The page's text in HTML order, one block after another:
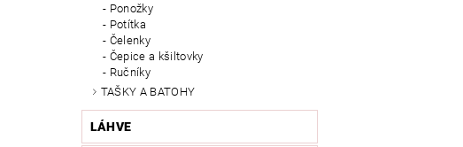
Ponožky
Potítka
Čelenky
Čepice a kšiltovky
Ručníky
TAŠKY A BATOHY
LÁHVE